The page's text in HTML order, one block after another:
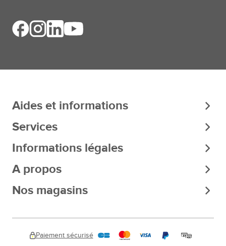
Aides et informations
Services
Informations légales
A propos
Nos magasins
Paiement sécurisé